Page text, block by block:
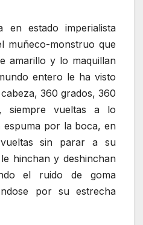
en estado imperialista
muñeco-monstruo que
amarillo y lo maquillan
entero le ha visto
360 grados, 360
siempre vueltas a lo
espuma por la boca, en
sin parar a su
hinchan y deshinchan
el ruido de goma
por su estrecha